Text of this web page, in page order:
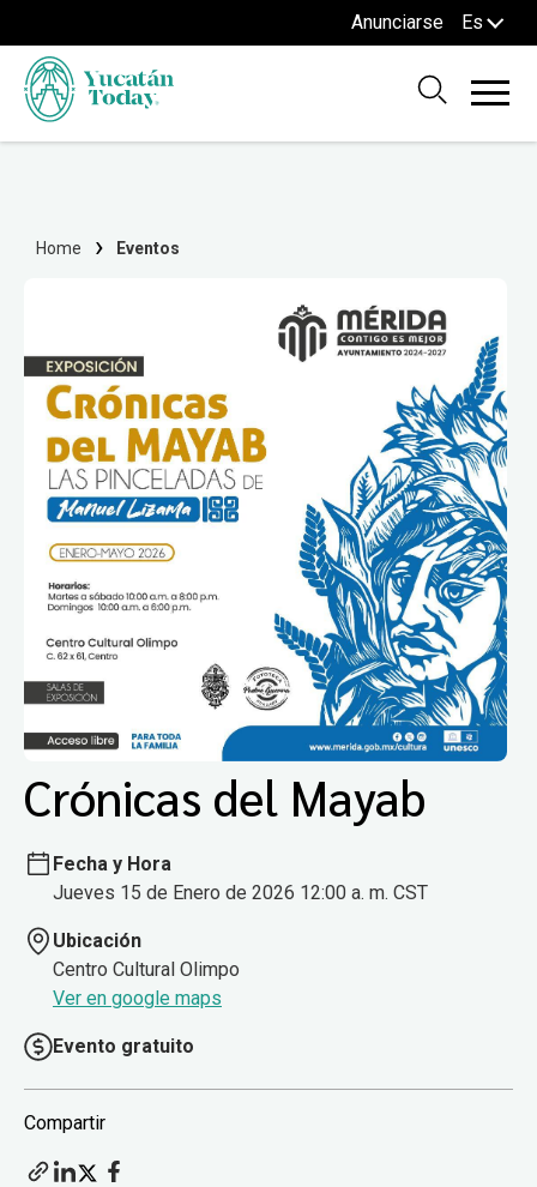
Anunciarse Es
Home Eventos
Crónicas del Mayab
Fecha y Hora
Jueves 15 de Enero de 2026 12:00 a. m. CST
Ubicación
Centro Cultural Olimpo
Ver en google maps
Evento gratuito
Compartir